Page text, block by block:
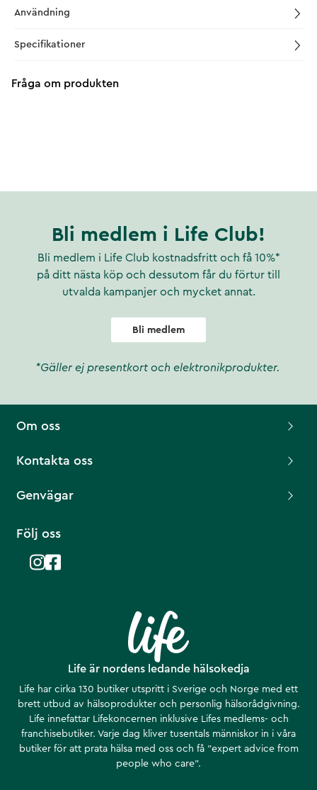
Användning
Specifikationer
Fråga om produkten
Bli medlem i Life Club!
Bli medlem i Life Club kostnadsfritt och få 10%*
på ditt nästa köp och dessutom får du förtur till
utvalda kampanjer och mycket annat.
Bli medlem
*Gäller ej presentkort och elektronikprodukter.
Life är nordens ledande hälsokedja
Life har cirka 130 butiker utspritt i Sverige och Norge med ett
brett utbud av hälsoprodukter och personlig hälsorådgivning.
Life innefattar Lifekoncernen inklusive Lifes medlems- och
franchisebutiker. Varje dag kliver tusentals människor in i våra
butiker för att prata hälsa med oss och få ”expert advice from
people who care”.
Om oss
Kontakta oss
Genvägar
Följ oss